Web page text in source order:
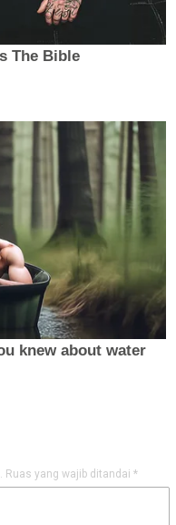
Ruas yang wajib ditandai *